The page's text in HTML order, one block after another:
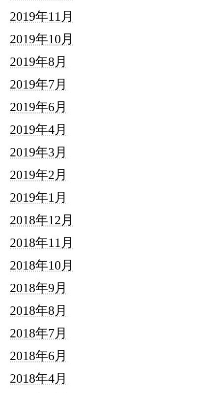
2019年11月
2019年10月
2019年8月
2019年7月
2019年6月
2019年4月
2019年3月
2019年2月
2019年1月
2018年12月
2018年11月
2018年10月
2018年9月
2018年8月
2018年7月
2018年6月
2018年4月